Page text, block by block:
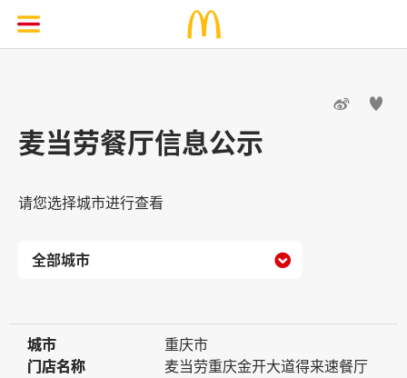
 
麦当劳餐厅信息公示
请您选择城市进行查看

城市
城市
重庆市
门店名称
门店名称
麦当劳重庆金开大道得来速餐厅